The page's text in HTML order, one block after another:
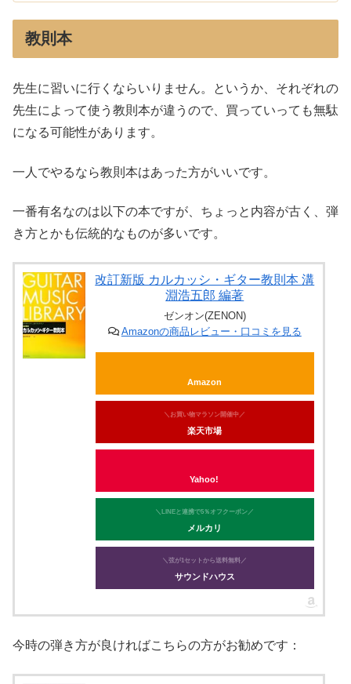
教則本
先生に習いに行くならいりません。というか、それぞれの
先生によって使う教則本が違うので、買っていっても無駄
になる可能性があります。
一人でやるなら教則本はあった方がいいです。
一番有名なのは以下の本ですが、ちょっと内容が古く、弾
き方とかも伝統的なものが多いです。
改訂新版 カルカッシ・ギター教則本 溝
淵浩五郎 編著
ゼンオン(ZENON)
Amazonの商品レビュー・口コミを見る
Amazon
＼お買い物マラソン開催中／
楽天市場
Yahoo!
＼LINEと連携で5％オフクーポン／
メルカリ
＼弦が1セットから送料無料／
サウンドハウス
今時の弾き方が良ければこちらの方がお勧めです：